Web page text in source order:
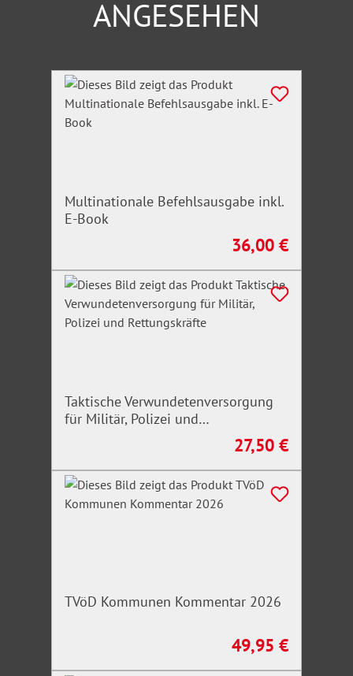
ANGESEHEN
Produktgalerie überspringen
Multinationale Befehlsausgabe inkl.
E-Book
Regulärer Preis:
36,00 €
Taktische Verwundetenversorgung
für Militär, Polizei und
Regulärer Preis:
27,50 €
TVöD Kommunen Kommentar 2026
Regulärer Preis:
49,95 €